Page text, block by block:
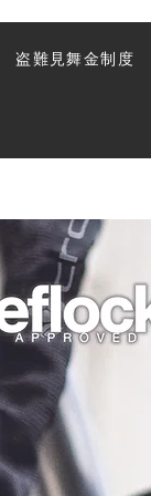
盗難見舞金制度